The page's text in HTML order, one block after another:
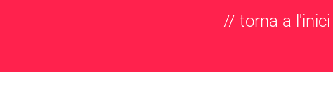
// torna a l'inici